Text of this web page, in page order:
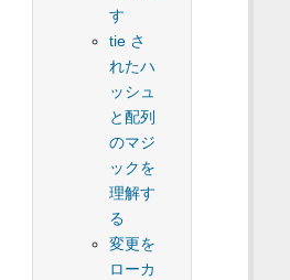
す
tie さ
れたハ
ッシュ
と配列
のマジ
ックを
理解す
る
変更を
ローカ